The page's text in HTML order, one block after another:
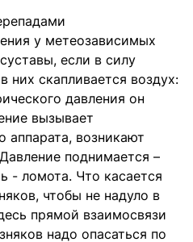
у метеозависимых
если в силу
них скапливается воздух:
давления он
вызывает
аппарата, возникают
поднимается –
- ломота. Что касается
чтобы не надуло в
прямой взаимосвязи
надо опасаться по